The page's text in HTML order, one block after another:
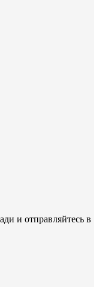
и отправляйтесь в